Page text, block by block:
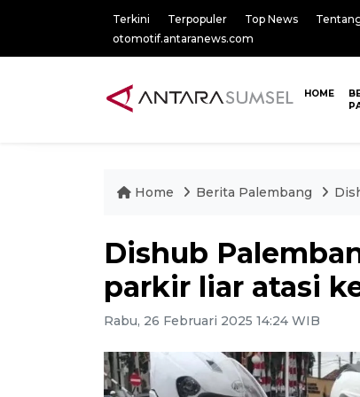
Terkini Terpopuler Top News
otomotif.antaranews.com
HOME
Home Berita Palembang
Dishub
parkir liar atasi
Rabu, 26 Februari 2025 14:24 WIB